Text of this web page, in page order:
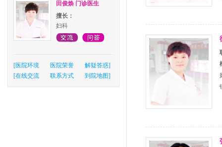
田俊焕 门诊医生
擅长：
妇科
[医院环境 医院荣誉 解疑答惑]
[在线交流 联系方式 到院地图]